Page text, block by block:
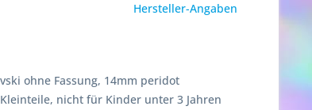
Hersteller-Angaben
ohne Fassung, 14mm peridot
nicht für Kinder unter 3 Jahren